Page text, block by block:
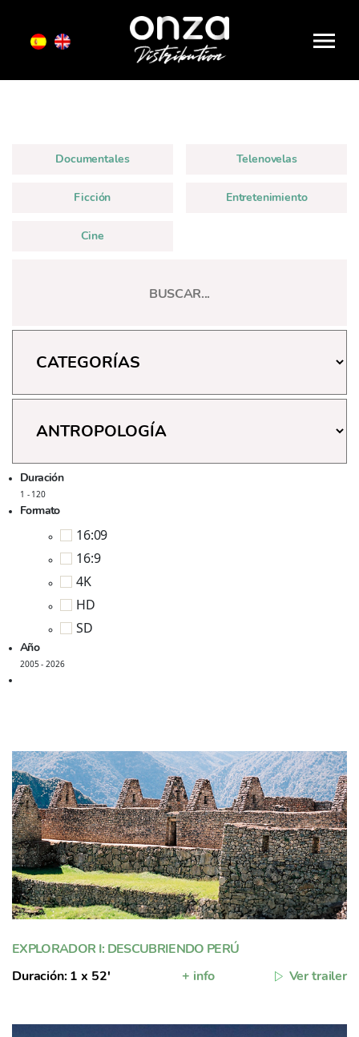
Distribution
Documentales Telenovelas
Ficción Entretenimiento
Cine
Duración
1 - 120
Formato
16:09
16:9
4K
HD
SD
Año
2005- 2026
EXPLORADOR I: DESCUBRIENDO PERÚ
Duración: 1 x 52'
+ info Ver trailer